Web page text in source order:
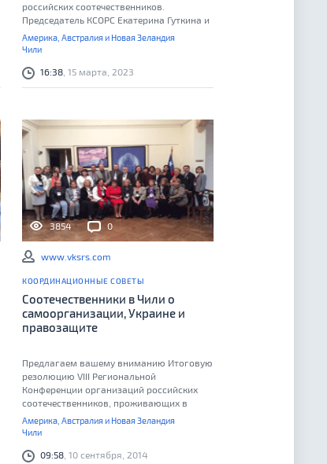
российских соотечественников.
Председатель КСОРС Екатерина Гуткина и
пресс-секретарь Совета Лара Зиндер
рассказали Московскому Дому
организаций соотечественников и о
ближайших планах.
Америка, Австралия и Новая Зеландия
Чили
16:38 , 15 марта, 2023
3854 0
www.vksrs.com
КООРДИНАЦИОННЫЕ СОВЕТЫ
Соотечественники в Чили о
самоорганизации, Украине и
правозащите
Предлагаем вашему вниманию Итоговую
резолюцию VIII Региональной
Конференции организаций российских
соотечественников, проживающих в
странах Латинской Америки, США и
Канаде.
Америка, Австралия и Новая Зеландия
Чили
09:58 , 10 сентября, 2014